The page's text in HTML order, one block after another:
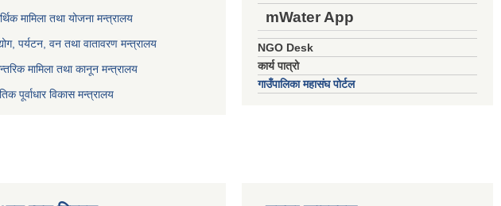
मामिला तथा योजना मन्त्रालय
पर्यटन, वन तथा वातावरण मन्त्रालय
मामिला तथा कानून मन्त्रालय
पूर्वाधार विकास मन्त्रालय
mWater App
NGO Desk
कार्य पात्रो
गाउँपालिका महासंघ पोर्टल